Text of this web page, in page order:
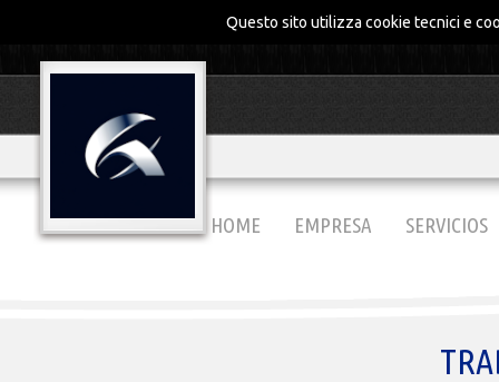
Questo sito utilizza cookie tecnici e
HOME EMPRESA SERVICIOS